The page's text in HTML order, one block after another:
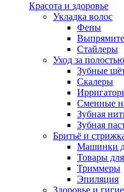
Красота и здоровье
Укладка волос
Фены
Стайлеры
Уход за
Зубные
Скалеры
Сменные
Зубная
Зубная
Бритьё и
Машинки
Товары
Триммеры
Эпиляция
Здоровье и